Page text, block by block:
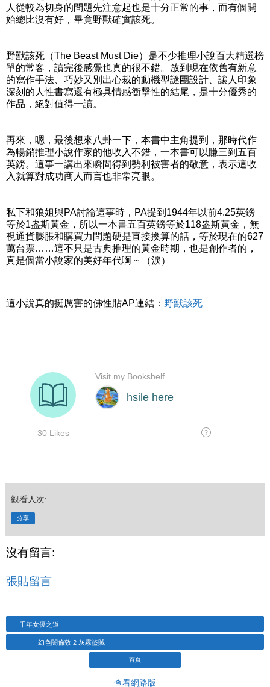
人從較為切身的問題先注意起也是十分正常的事，而有個開
始總比沒有好，畢竟野獸確實該死。
野獸該死（The Beast Must Die）是不少推理小說百大精選榜
單的常客，讀完後感覺也真的很不錯。放到現在依舊有新意
的寫作手法、巧妙又別出心裁的動機型謎團設計、讓人印象
深刻的人性書寫還有極具情感衝擊性的結尾，是十分優秀的
作品，絕對值得一讀。
再來，嗯，最後想來八卦一下，本書中主角提到，那時代作
為暢銷推理小說作家的他收入不錯，一本書可以賺三到五百
英鎊。這事一講出來瞬間得到勢利被害者的敬意，表示這收
入就算對成功商人而言也非常亮眼。
私下和狼姐與PA討論這事時，PA提到1944年以前4.25英鎊
等於1盎斯黃金，所以一本書五百英鎊等於118盎斯黃金，無
視通貨膨脹和購買力問題硬是直接換算的話，等於現在的627
萬台票……這不只是古典推理的黃金時期，也是創作者的，
真是個當小說家的美好年代啊 ~ （淚）
這小說真的挺厲害的佛性貼AP連結： 野獸該死
觀看人次:
分享
沒有留言:
張貼留言
千年女優之道
幻色闇倫敦 2 灰霧盜賊
首頁
查看網路版